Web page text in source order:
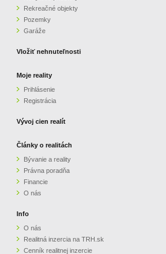
Rekreačné objekty
Pozemky
Garáže
Vložiť nehnuteľnosti
Moje reality
Prihlásenie
Registrácia
Vývoj cien realít
Články o realitách
Bývanie a reality
Právna poradňa
Financie
O nás
Info
O nás
Realitná inzercia na TRH.sk
Cenník realitnej inzercie